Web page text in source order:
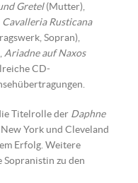
Gretel(Mutter),
Cavalleria Rusticana
Sopran),
Ariadne auf Naxos
CD-
Titelrolle der Daphne
York und Cleveland
Erfolg. Weitere
Sopranistin zu den